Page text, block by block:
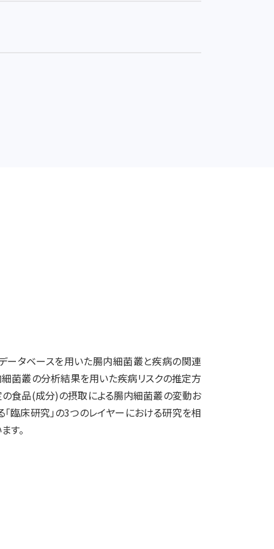
ータベースを用いた腸内細菌叢と疾病の関連
細菌叢の分析結果を用いた疾病リスクの推定方
の食品(成分)の摂取による腸内細菌叢の変動お
臨床研究」の3つのレイヤーにおける研究を相
す。